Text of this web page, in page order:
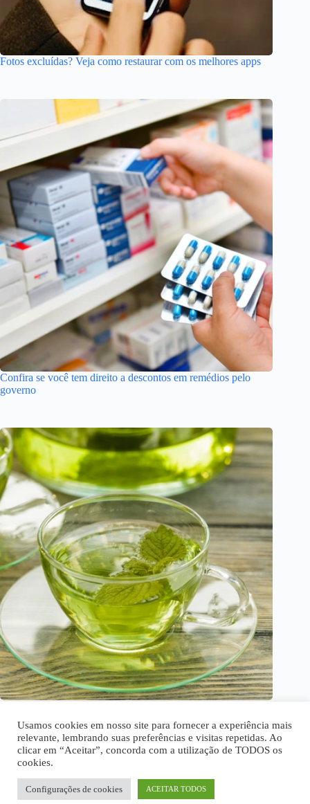
Fotos excluídas? Veja como restaurar com os melhores apps
Confira se você tem direito a descontos em remédios pelo
governo
Política Privacidade
Fale Conosco
Todos os textos são de propriedade intelectual deste site.
Usamos cookies em nosso site para fornecer a experiência mais
relevante, lembrando suas preferências e visitas repetidas. Ao
clicar em “Aceitar”, concorda com a utilização de TODOS os
cookies.
Configurações de cookies ACEITAR TODOS